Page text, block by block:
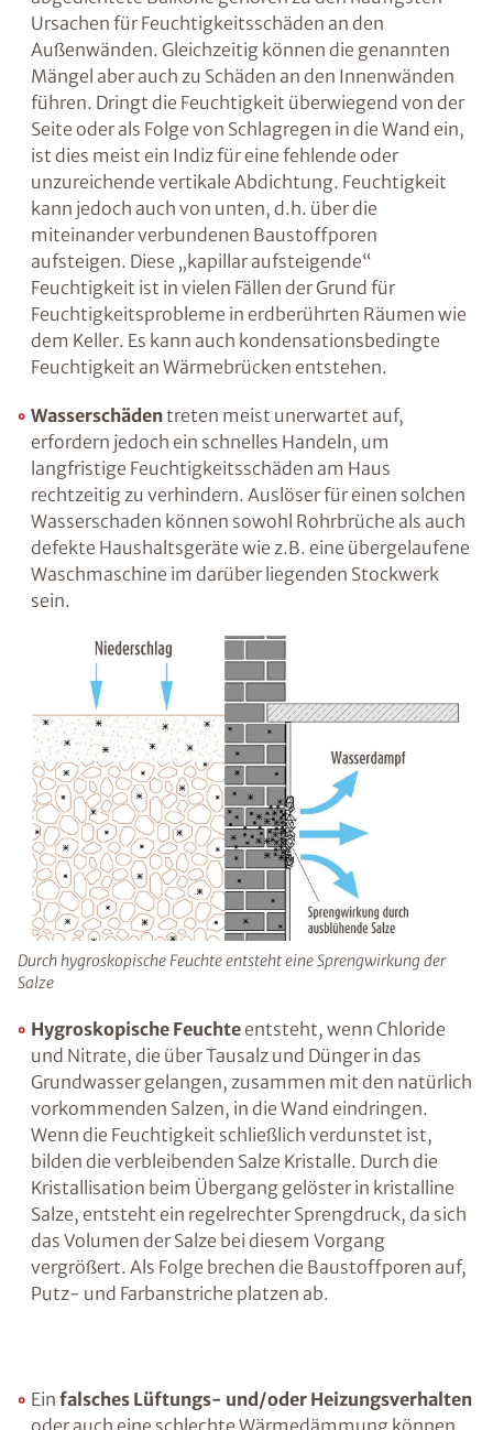
Baumängel
wie Defekte an Dachrändern,
Dachrinnen oder den äußeren Fensterbänken,
aber auch schlecht abgedichtete Balkone
gehören zu den häufigsten Ursachen für
Feuchtigkeitsschäden an den Außenwänden.
Gleichzeitig können die genannten Mängel
aber auch zu Schäden an den Innenwänden
führen. Dringt die Feuchtigkeit überwiegend
von der Seite oder als Folge von Schlagregen in
die Wand ein, ist dies meist ein Indiz für eine
fehlende oder unzureichende vertikale
Abdichtung. Feuchtigkeit kann jedoch auch
von unten, d.h. über die miteinander
verbundenen Baustoffporen aufsteigen. Diese
„kapillar aufsteigende“ Feuchtigkeit ist in
vielen Fällen der Grund für
Räumen wie dem Keller. Es kann auch
Wärmebrücken entstehen.
Wasserschädentreten meist unerwartet auf,
erfordern jedoch ein schnelles Handeln, um
langfristige Feuchtigkeitsschäden am Haus
rechtzeitig zu verhindern. Auslöser für einen
solchen Wasserschaden können sowohl
Rohrbrüche als auch defekte Haushaltsgeräte
wie z.B. eine übergelaufene Waschmaschine
im darüber liegenden Stockwerk sein.
Durch hygroskopische Feuchte entsteht eine Sprengwirkung
der Salze
zusammen mit den natürlich vorkommenden
Ratgeber „Sofort-Tipps gegen
Feuchtigkeit“
– jetzt kostenlos
herunterladen!